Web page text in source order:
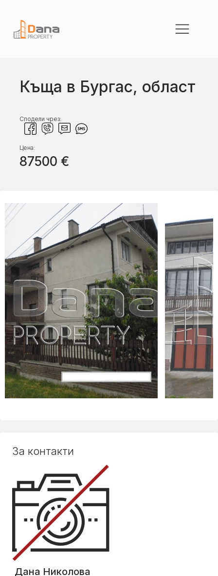
Къща в Бургас, област
Сподели чрез:
Цена:
87500 €
За контакти
Дана Николова